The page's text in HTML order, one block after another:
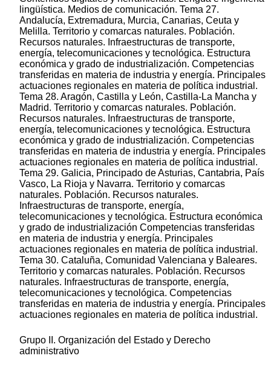
lingüística. Medios de comunicación. Tema 27.
Andalucía, Extremadura, Murcia, Canarias, Ceuta y
Melilla. Territorio y comarcas naturales. Población.
Recursos naturales. Infraestructuras de transporte,
energía, telecomunicaciones y tecnológica. Estructura
económica y grado de industrialización. Competencias
transferidas en materia de industria y energía. Principales
actuaciones regionales en materia de política industrial.
Tema 28. Aragón, Castilla y León, Castilla-La Mancha y
Madrid. Territorio y comarcas naturales. Población.
Recursos naturales. Infraestructuras de transporte,
energía, telecomunicaciones y tecnológica. Estructura
económica y grado de industrialización. Competencias
transferidas en materia de industria y energía. Principales
actuaciones regionales en materia de política industrial.
Tema 29. Galicia, Principado de Asturias, Cantabria, País
Vasco, La Rioja y Navarra. Territorio y comarcas
naturales. Población. Recursos naturales.
Infraestructuras de transporte, energía,
telecomunicaciones y tecnológica. Estructura económica
y grado de industrialización Competencias transferidas
en materia de industria y energía. Principales
actuaciones regionales en materia de política industrial.
Tema 30. Cataluña, Comunidad Valenciana y Baleares.
Territorio y comarcas naturales. Población. Recursos
naturales. Infraestructuras de transporte, energía,
telecomunicaciones y tecnológica. Competencias
transferidas en materia de industria y energía. Principales
actuaciones regionales en materia de política industrial.
Grupo II. Organización del Estado y Derecho
administrativo